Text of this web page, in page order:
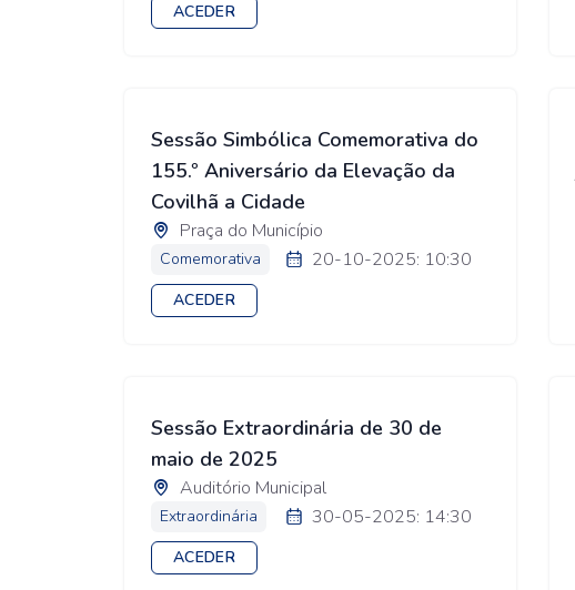
ACEDER
Sessão Simbólica Comemorativa do
155.º Aniversário da Elevação da
Covilhã a Cidade
Praça do Município
Comemorativa 20-10-2025: 10:30
ACEDER
Sessão Extraordinária de 30 de
maio de 2025
Auditório Municipal
Extraordinária 30-05-2025: 14:30
ACEDER